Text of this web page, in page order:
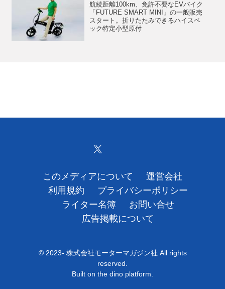
航続距離100km、免許不要なEVバイク
「FUTURE SMART MINI」の一般販売
スタート。折りたたみできるハイスペ
ック特定小型原付
このメディアについて
運営会社
利用規約
プライバシーポリシー
ライター名簿
お問い合せ
広告掲載について
© 2023- 株式会社モーターマガジン社 All rights
reserved.
Built on the dino platform.